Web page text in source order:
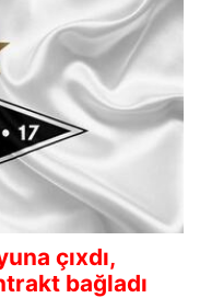
çıxdı,
bağladı